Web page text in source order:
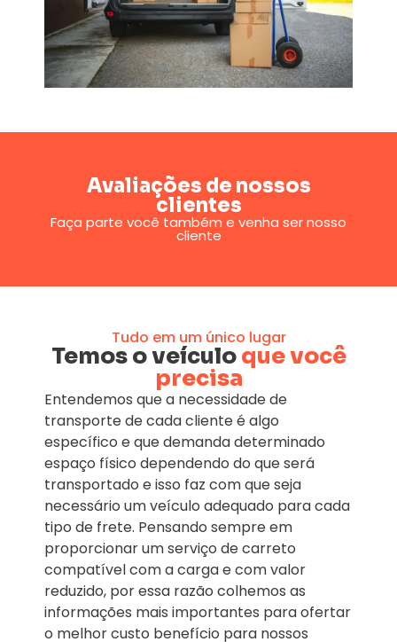
Avaliações de nossos
clientes
Faça parte você também e venha ser nosso
cliente
Tudo em um único lugar
Temos o veículoque você
precisa
Entendemos que a necessidade de
transporte de cada cliente é algo
específico e que demanda determinado
espaço físico dependendo do que será
transportado e isso faz com que seja
necessário um veículo adequado para cada
tipo de frete. Pensando sempre em
proporcionar um serviço de carreto
compatível com a carga e com valor
reduzido, por essa razão colhemos as
informações mais importantes para ofertar
o melhor custo benefício para nossos